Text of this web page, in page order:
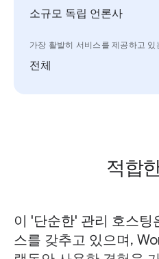
적합
이 '단순한' 관리 호스팅
스를 갖추고 있으며,
소규모 독립 언론사
가장 활발히 서비스를 제공하고 있
전체